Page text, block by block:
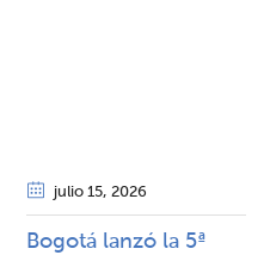
julio 15, 2026
Bogotá lanzó la 5ª